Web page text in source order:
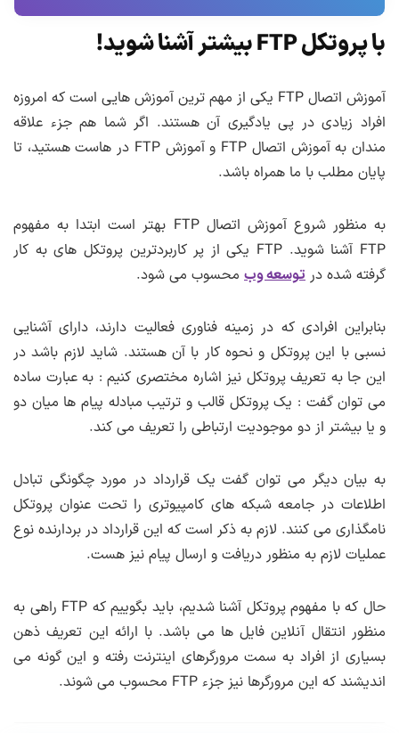
با پروتکل FTP بیشتر آشنا شوید!
آموزش اتصال FTP یکی از مهم ترین آموزش هایی است که امروزه
افراد زیادی در پی یادگیری آن هستند. اگر شما هم جزء علاقه
مندان به آموزش اتصال FTP و آموزش FTP در هاست هستید، تا
پایان مطلب با ما همراه باشد.
به منظور شروع آموزش اتصال FTP بهتر است ابتدا به مفهوم
FTP آشنا شوید. FTP یکی از پر کاربردترین پروتکل های به کار
گرفته شده در توسعه وب محسوب می شود.
بنابراین افرادی که در زمینه فناوری فعالیت دارند، دارای آشنایی
نسبی با این پروتکل و نحوه کار با آن هستند. شاید لازم باشد در
این جا به تعریف پروتکل نیز اشاره مختصری کنیم : به عبارت ساده
می توان گفت : یک پروتکل قالب و ترتیب مبادله پیام ها میان دو
و یا بیشتر از دو موجودیت ارتباطی را تعریف می کند.
به بیان دیگر می توان گفت یک قرارداد در مورد چگونگی تبادل
اطلاعات در جامعه شبکه های کامپیوتری را تحت عنوان پروتکل
نامگذاری می کنند. لازم به ذکر است که این قرارداد در بردارنده نوع
عملیات لازم به منظور دریافت و ارسال پیام نیز هست.
حال که با مفهوم پروتکل آشنا شدیم، باید بگوییم که FTP راهی به
منظور انتقال آنلاین فایل ها می باشد. با ارائه این تعریف ذهن
بسیاری از افراد به سمت مرورگرهای اینترنت رفته و این گونه می
اندیشند که این مرورگرها نیز جزء FTP محسوب می شوند.